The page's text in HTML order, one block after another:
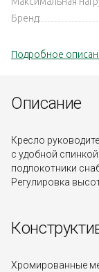
Бренд:
Подробное
Описание
Кресло
с удобной
подлокотники
Регулировка
Хромированные